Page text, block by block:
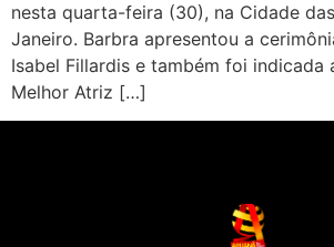
nesta quarta-feira (30), na Cidade
Janeiro. Barbra apresentou a
Isabel Fillardis e também foi indicada
Melhor Atriz […]